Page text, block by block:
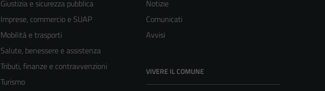
Giustizia e sicurezza pubblica
Imprese, commercio e SUAP
Mobilità e trasporti
Salute, benessere e assistenza
Tributi, finanze e contravvenzioni
Turismo
Notizie
Comunicati
Avvisi
VIVERE IL COMUNE